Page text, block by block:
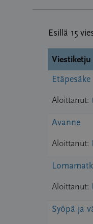
Esillä 15
Viestiketju
Etäpesäke
Aloittanut:
Avanne
Aloittanut:
Aloittanut:
Syöpä ja